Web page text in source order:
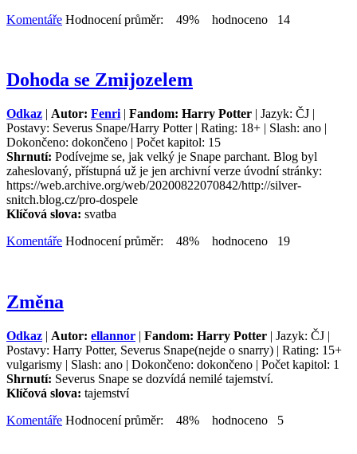
Komentáře Hodnocení průměr: 49% hodnoceno 14
Dohoda se Zmijozelem
Odkaz | Autor: Fenri | Fandom: Harry Potter | Jazyk: ČJ |
Postavy: Severus Snape/Harry Potter | Rating: 18+ | Slash: ano |
Dokončeno: dokončeno | Počet kapitol: 15
Shrnutí: Podívejme se, jak velký je Snape parchant. Blog byl
zaheslovaný, přístupná už je jen archivní verze úvodní stránky:
https://web.archive.org/web/20200822070842/http://silver-
snitch.blog.cz/pro-dospele
Klíčová slova: svatba
Komentáře Hodnocení průměr: 48% hodnoceno 19
Změna
Odkaz | Autor: ellannor | Fandom: Harry Potter | Jazyk: ČJ |
Postavy: Harry Potter, Severus Snape(nejde o snarry) | Rating: 15+
vulgarismy | Slash: ano | Dokončeno: dokončeno | Počet kapitol: 1
Shrnutí: Severus Snape se dozvídá nemilé tajemství.
Klíčová slova: tajemství
Komentáře Hodnocení průměr: 48% hodnoceno 5